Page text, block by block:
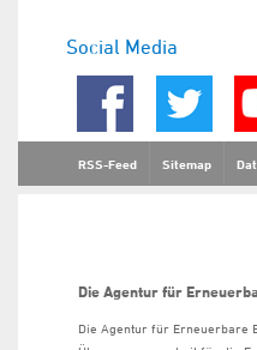
Social Media
RSS-Feed Sitemap
Die Agentur für
Die Agentur für Erneuerbare